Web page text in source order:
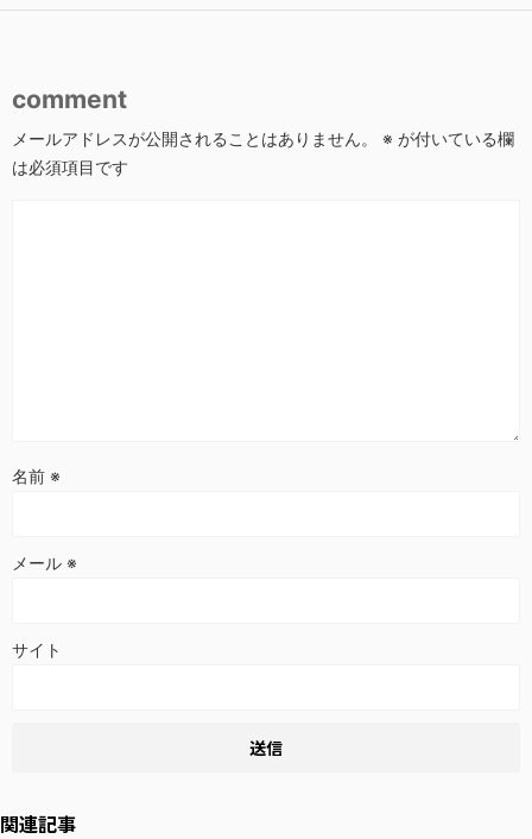
comment
メールアドレスが公開されることはありません。 ※ が付いている欄
は必須項目です
名前 ※
メール ※
サイト
関連記事